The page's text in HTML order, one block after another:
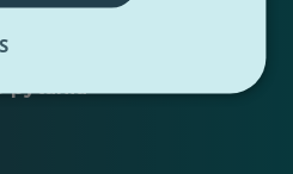
PulseZ
pytania